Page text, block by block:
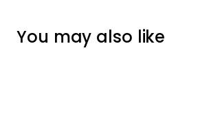
You may also like